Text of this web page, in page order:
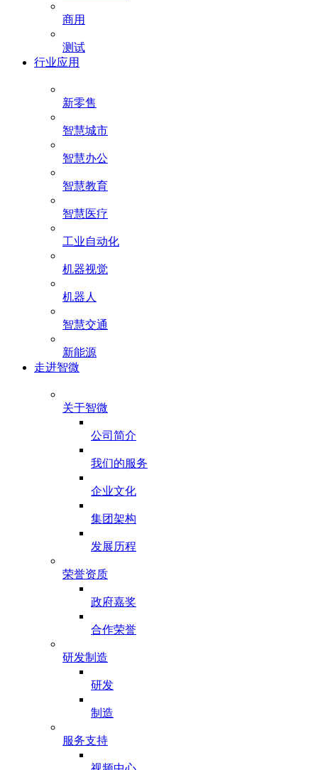
商用
测试
行业应用
新零售
智慧城市
智慧办公
智慧教育
智慧医疗
工业自动化
机器视觉
机器人
智慧交通
新能源
走进智微
关于智微
公司简介
我们的服务
企业文化
集团架构
发展历程
荣誉资质
政府嘉奖
合作荣誉
研发制造
研发
制造
服务支持